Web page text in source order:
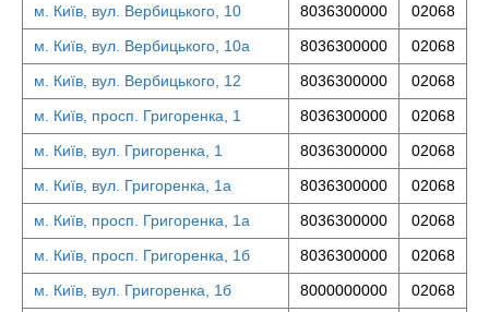
м. Київ, вул. Вербицького, 10
8036300000
02068
м. Київ, вул. Вербицького, 10а
8036300000
02068
м. Київ, вул. Вербицького, 12
8036300000
02068
м. Київ, просп. Григоренка, 1
8036300000
02068
м. Київ, вул. Григоренка, 1
8036300000
02068
м. Київ, вул. Григоренка, 1а
8036300000
02068
м. Київ, просп. Григоренка, 1а
8036300000
02068
м. Київ, просп. Григоренка, 1б
8036300000
02068
м. Київ, вул. Григоренка, 1б
8000000000
02068